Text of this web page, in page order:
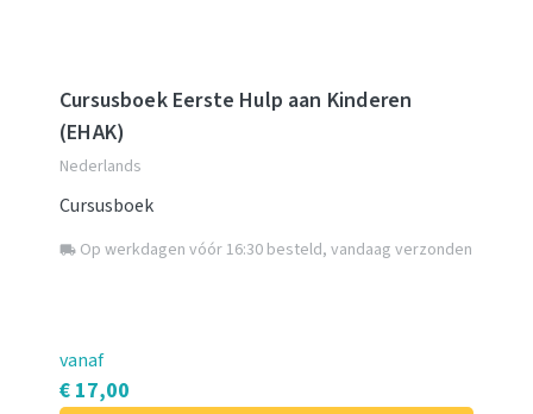
Cursusboek Eerste Hulp aan Kinderen
(EHAK)
Nederlands
Cursusboek
local_shipping Op werkdagen vóór 16:30 besteld, vandaag verzonden
vanaf
€ 17,00